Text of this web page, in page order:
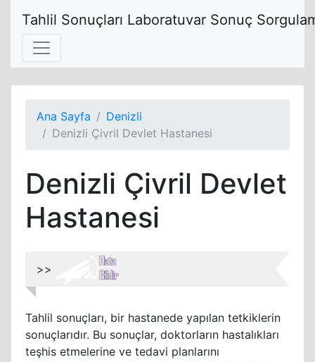
Tahlil Sonuçları Laboratuvar Sonuç
Ana Sayfa
Denizli
Denizli Çivril Devlet Hastanesi
Denizli Çivril Devlet
Hastanesi
>>
Tahlil sonuçları, bir hastanede yapılan tetkiklerin
sonuçlarıdır. Bu sonuçlar, doktorların hastalıkları
teşhis etmelerine ve tedavi planlarını